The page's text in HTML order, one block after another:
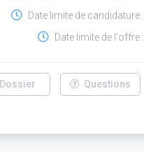
Date limite de candidature :
Date limite de l'offre :
Dossier Questions